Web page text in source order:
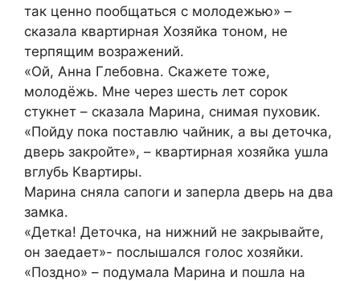
так ценно пообщаться с молодежью» –
сказала квартирная Хозяйка тоном, не
терпящим возражений.
«Ой, Анна Глебовна. Скажете тоже,
молодёжь. Мне через шесть лет сорок
стукнет – сказала Марина, снимая пуховик.
«Пойду пока поставлю чайник, а вы деточка,
дверь закройте», – квартирная хозяйка ушла
вглубь Квартиры.
Марина сняла сапоги и заперла дверь на два
замка.
«Детка! Деточка, на нижний не закрывайте,
он заедает»- послышался голос хозяйки.
«Поздно» – подумала Марина и пошла на